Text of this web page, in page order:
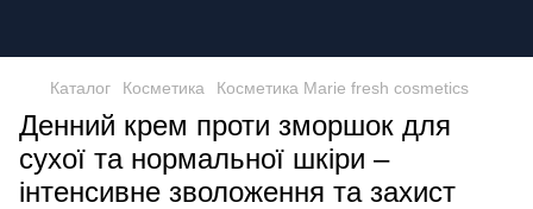
Каталог Косметика Косметика Marie fresh cosmetics
Денний крем проти зморшок для
сухої та нормальної шкіри –
інтенсивне зволоження та захист